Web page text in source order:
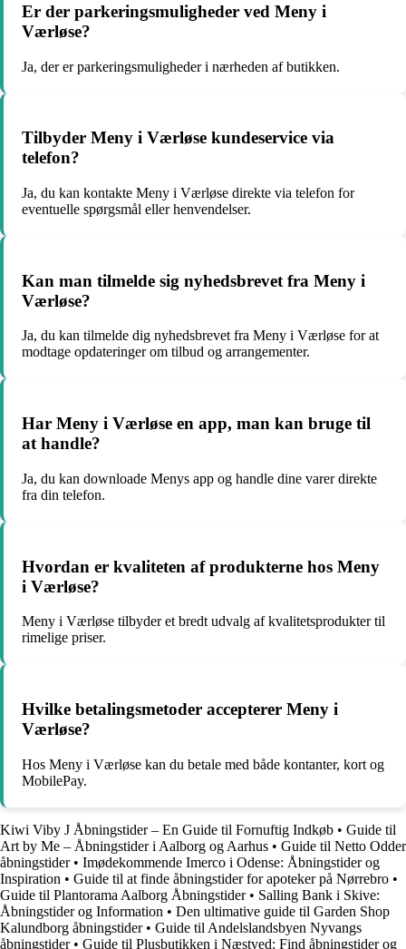
Er der parkeringsmuligheder ved Meny i
Værløse?
Ja, der er parkeringsmuligheder i nærheden af butikken.
Tilbyder Meny i Værløse kundeservice via
telefon?
Ja, du kan kontakte Meny i Værløse direkte via telefon for
eventuelle spørgsmål eller henvendelser.
Kan man tilmelde sig nyhedsbrevet fra Meny i
Værløse?
Ja, du kan tilmelde dig nyhedsbrevet fra Meny i Værløse for at
modtage opdateringer om tilbud og arrangementer.
Har Meny i Værløse en app, man kan bruge til
at handle?
Ja, du kan downloade Menys app og handle dine varer direkte
fra din telefon.
Hvordan er kvaliteten af produkterne hos Meny
i Værløse?
Meny i Værløse tilbyder et bredt udvalg af kvalitetsprodukter til
rimelige priser.
Hvilke betalingsmetoder accepterer Meny i
Værløse?
Hos Meny i Værløse kan du betale med både kontanter, kort og
MobilePay.
Kiwi Viby J Åbningstider – En Guide til Fornuftig Indkøb • Guide til
Art by Me – Åbningstider i Aalborg og Aarhus • Guide til Netto Odder
åbningstider• Imødekommende Imerco i Odense: Åbningstider og
Inspiration • Guide til at finde åbningstider for apoteker på Nørrebro •
Guide til Plantorama Aalborg Åbningstider• Salling Bank i Skive:
Åbningstider og Information • Den ultimative guide til Garden Shop
Kalundborg åbningstider• Guide til Andelslandsbyen Nyvangs
åbningstider• Guide til Plusbutikken i Næstved: Find åbningstider og